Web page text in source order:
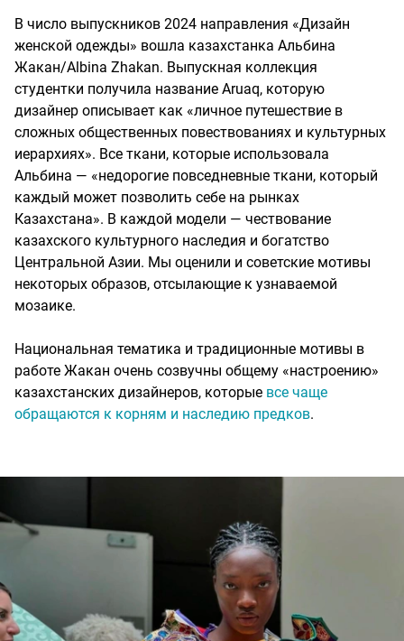
В число выпускников 2024 направления «Дизайн
женской одежды» вошла казахстанка Альбина
Жакан/Albina Zhakan. Выпускная коллекция
студентки получила название Aruaq, которую
дизайнер описывает как «личное путешествие в
сложных общественных повествованиях и культурных
иерархиях». Все ткани, которые использовала
Альбина — «недорогие повседневные ткани, который
каждый может позволить себе на рынках
Казахстана». В каждой модели — чествование
казахского культурного наследия и богатство
Центральной Азии. Мы оценили и советские мотивы
некоторых образов, отсылающие к узнаваемой
мозаике.
Национальная тематика и традиционные мотивы в
работе Жакан очень созвучны общему «настроению»
казахстанских дизайнеров, которые все чаще
обращаются к корням и наследию предков.